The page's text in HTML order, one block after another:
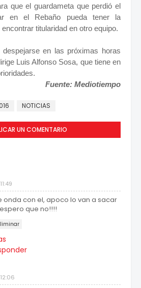
que el guardameta que perdió el
en el Rebaño pueda tener la
titularidad en otro equipo.
despejarse en las próximas horas
Luis Alfonso Sosa, que tiene en
Fuente: Mediotiempo
NOTICIAS
UN COMENTARIO
onda con el, apoco lo van a sacar
que no!!!!